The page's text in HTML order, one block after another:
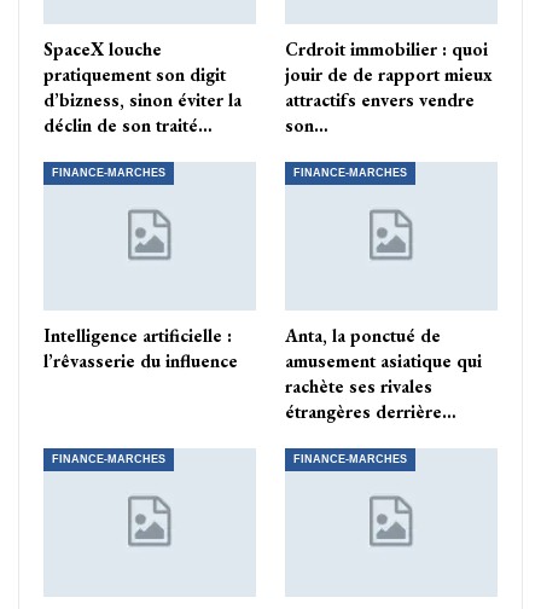
SpaceX louche
pratiquement son digit
d’bizness, sinon éviter la
déclin de son traité…
Crdroit immobilier : quoi
jouir de de rapport mieux
attractifs envers vendre
son…
FINANCE-MARCHES
Intelligence artificielle :
l’rêvasserie du influence
FINANCE-MARCHES
Anta, la ponctué de
amusement asiatique qui
rachète ses rivales
étrangères derrière…
FINANCE-MARCHES FINANCE-MARCHES